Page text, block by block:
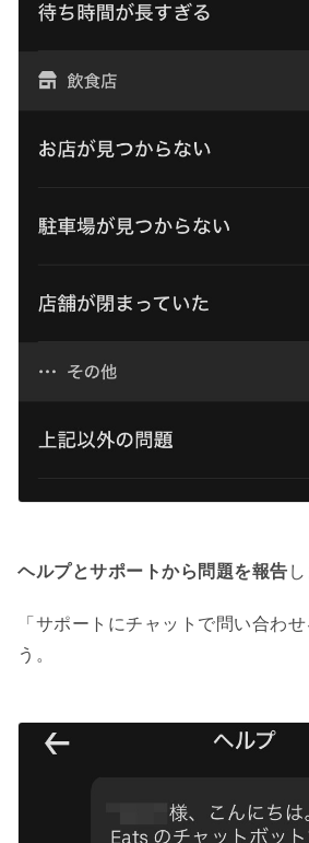
ヘルプとサポートから問題を報告
「サポートにチャットで問い合わ
う。